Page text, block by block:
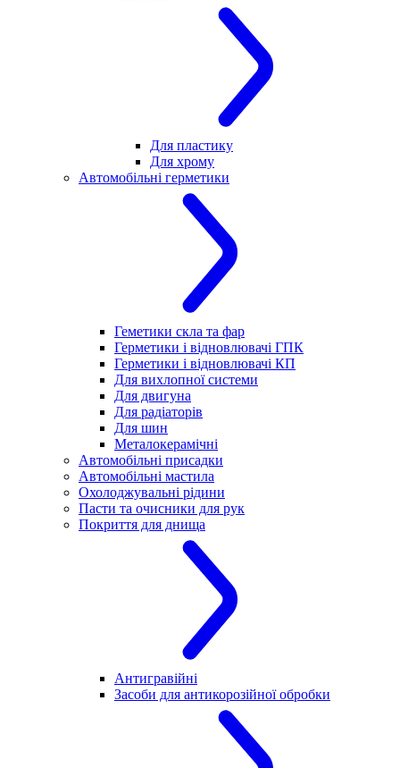
Для пластику
Для хрому
Автомобільні герметики
Геметики скла та фар
Герметики і відновлювачі ГПК
Герметики і відновлювачі КП
Для вихлопної системи
Для двигуна
Для радіаторів
Для шин
Металокерамічні
Автомобільні присадки
Автомобільні мастила
Охолоджувальні рідини
Пасти та очисники для рук
Покриття для днища
Антигравійні
Засоби для антикорозійної обробки